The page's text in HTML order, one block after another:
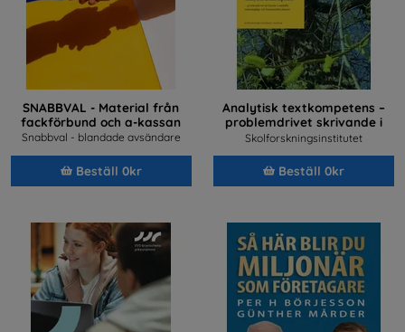
SNABBVAL - Material från
fackförbund och a-kassan
Snabbval - blandade avsändare
Beställ 0kr
Analytisk textkompetens –
problemdrivet skrivande i
samhällsvetenskapliga och
Skolforskningsinstitutet
Beställ 0kr